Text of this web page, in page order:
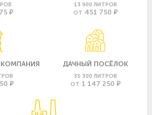
₽
13 900 ЛИТРОВ
ОТ 451 750 ₽
₽
ДАЧНЫЙ ПОСЁЛОК
35 300 ЛИТРОВ
ОТ 1 147 250 ₽